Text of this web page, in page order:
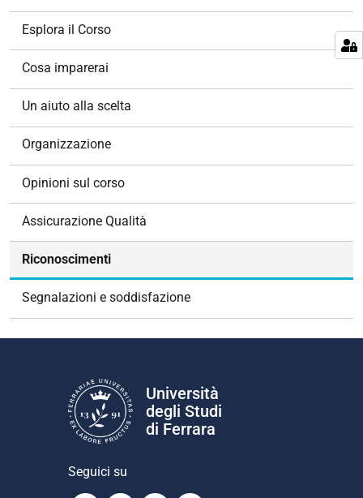
Esplora il Corso
Cosa imparerai
Un aiuto alla scelta
Organizzazione
Opinioni sul corso
Assicurazione Qualità
Riconoscimenti
Segnalazioni e soddisfazione
Università
degli Studi
di Ferrara
Seguici su